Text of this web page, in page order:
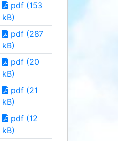
pdf (153
kB)
pdf (287
kB)
pdf (20
kB)
pdf (21
kB)
pdf (12
kB)